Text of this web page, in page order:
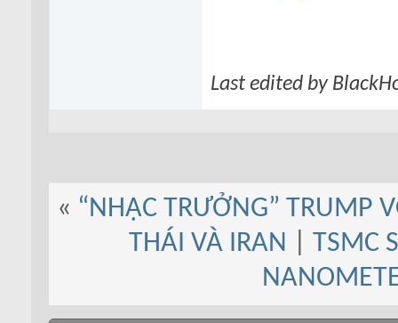
Last edited by
« “NHẠC TRƯỞNG” TRUMP
THÁI VÀ IRAN
TSMC